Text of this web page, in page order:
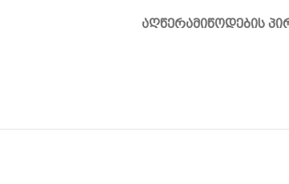
ᲐᲦᲬᲔᲠᲐᲛᲘᲬᲝᲓᲔᲑᲘᲡ